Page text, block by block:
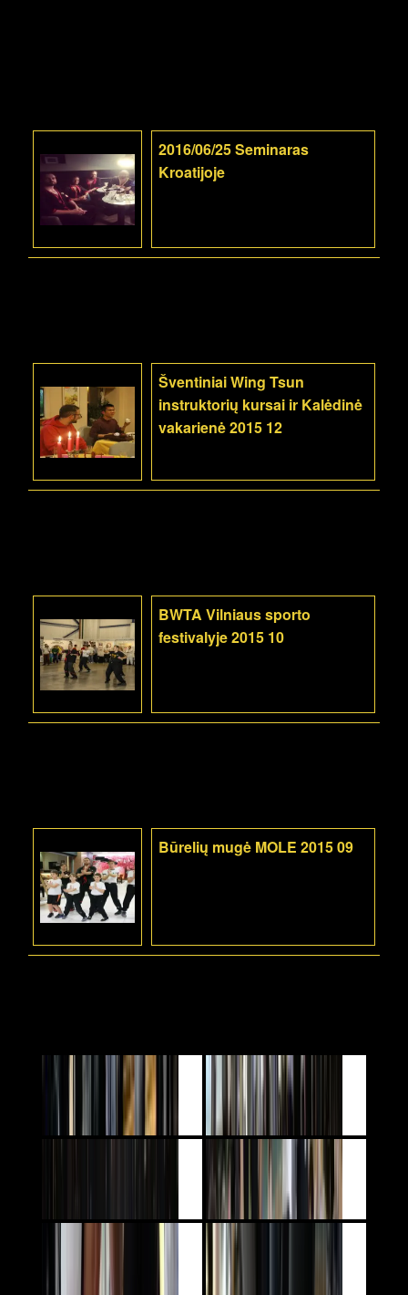
2016/06/25 Seminaras
Kroatijoje
Šventiniai Wing Tsun
instruktorių kursai ir Kalėdinė
vakarienė 2015 12
BWTA Vilniaus sporto
festivalyje 2015 10
Būrelių mugė MOLE 2015 09